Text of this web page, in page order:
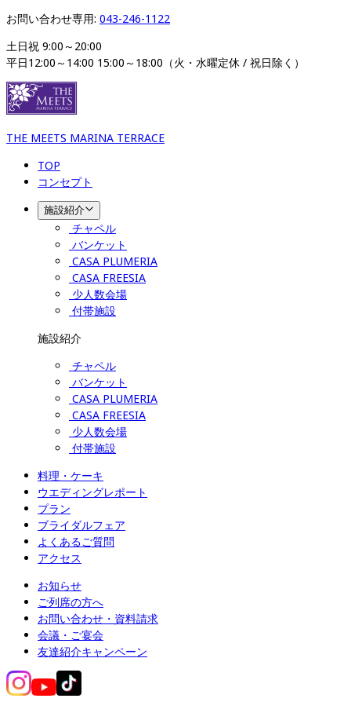
お問い合わせ専用: 043-246-1122
土日祝 9:00～20:00
平日12:00～14:00 15:00～18:00（火・水曜定休 / 祝日除く）
THE MEETS MARINA TERRACE
TOP
コンセプト
施設紹介
チャペル
バンケット
CASA PLUMERIA
CASA FREESIA
少人数会場
付帯施設
施設紹介
チャペル
バンケット
CASA PLUMERIA
CASA FREESIA
少人数会場
付帯施設
料理・ケーキ
ウエディングレポート
プラン
ブライダルフェア
よくあるご質問
アクセス
お知らせ
ご列席の方へ
お問い合わせ・資料請求
会議・ご宴会
友達紹介キャンペーン